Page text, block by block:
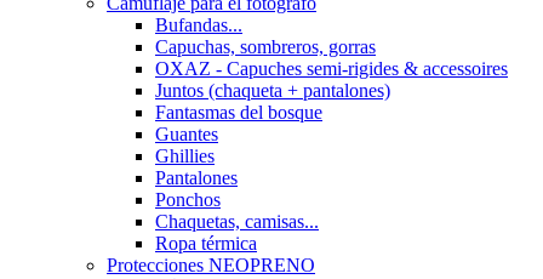
Bufandas...
Capuchas, sombreros, gorras
OXAZ - Capuches semi-rigides & accessoires
Juntos (chaqueta + pantalones)
Fantasmas del bosque
Guantes
Ghillies
Pantalones
Ponchos
Chaquetas, camisas...
Ropa térmica
Protecciones NEOPRENO